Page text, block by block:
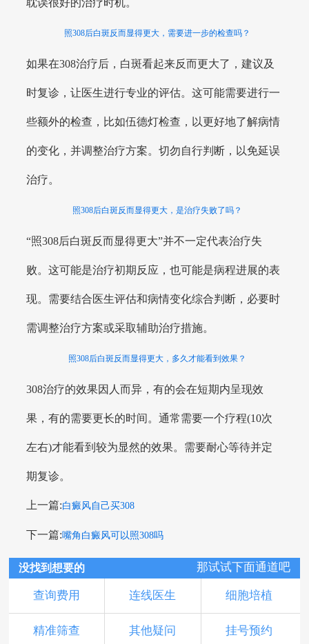
耽误很好的治疗时机。
照308后白斑反而显得更大，需要进一步的检查吗？
如果在308治疗后，白斑看起来反而更大了，建议及
时复诊，让医生进行专业的评估。这可能需要进行一
些额外的检查，比如伍德灯检查，以更好地了解病情
的变化，并调整治疗方案。切勿自行判断，以免延误
治疗。
照308后白斑反而显得更大，是治疗失败了吗？
“照308后白斑反而显得更大”并不一定代表治疗失
败。这可能是治疗初期反应，也可能是病程进展的表
现。需要结合医生评估和病情变化综合判断，必要时
需调整治疗方案或采取辅助治疗措施。
照308后白斑反而显得更大，多久才能看到效果？
308治疗的效果因人而异，有的会在短期内呈现效
果，有的需要更长的时间。通常需要一个疗程(10次
左右)才能看到较为显然的效果。需要耐心等待并定
期复诊。
上一篇:白癜风自己买308
下一篇:嘴角白癜风可以照308吗
没找到想要的 那试试下面通道吧
查询费用 连线医生 细胞培植
精准筛查 其他疑问 挂号预约